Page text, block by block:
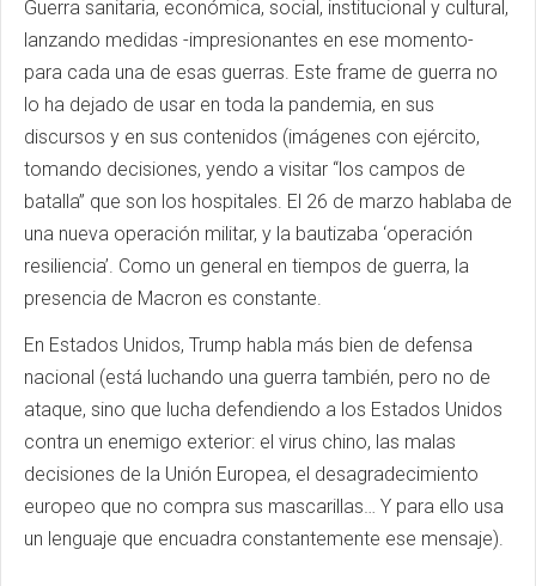
Guerra sanitaria, económica, social, institucional y cultural,
lanzando medidas -impresionantes en ese momento-
para cada una de esas guerras. Este frame de guerra no
lo ha dejado de usar en toda la pandemia, en sus
discursos y en sus contenidos (imágenes con ejército,
tomando decisiones, yendo a visitar “los campos de
batalla” que son los hospitales. El 26 de marzo hablaba de
una nueva operación militar, y la bautizaba ‘operación
resiliencia’. Como un general en tiempos de guerra, la
presencia de Macron es constante.
En Estados Unidos, Trump habla más bien de defensa
nacional (está luchando una guerra también, pero no de
ataque, sino que lucha defendiendo a los Estados Unidos
contra un enemigo exterior: el virus chino, las malas
decisiones de la Unión Europea, el desagradecimiento
europeo que no compra sus mascarillas… Y para ello usa
un lenguaje que encuadra constantemente ese mensaje).